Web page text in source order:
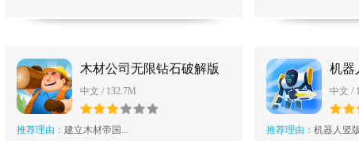
木材公司无限钻石破解版
中文 / 132.7M
推荐理由： 建立木材帝国...
机器
中文 /
推荐理由： 机器人竖